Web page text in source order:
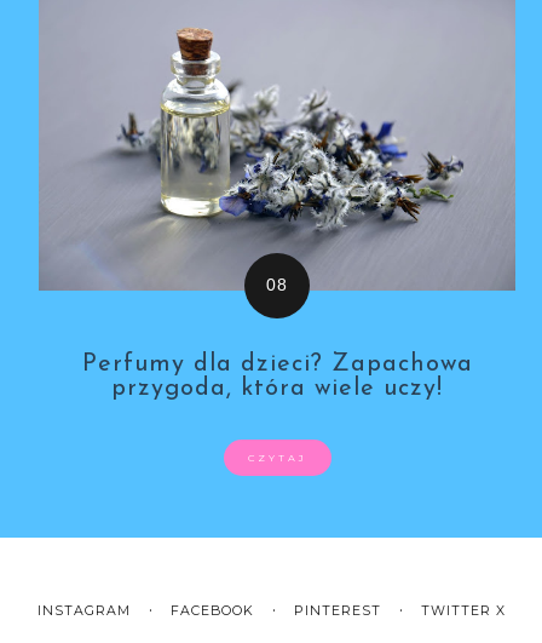
Perfumy dla dzieci? Zapachowa
przygoda, która wiele uczy!
CZYTAJ
INSTAGRAM FACEBOOK PINTEREST TWITTER X